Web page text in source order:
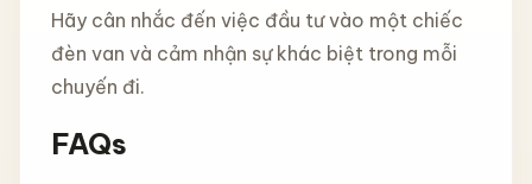
Hãy cân nhắc đến việc đầu tư vào một chiếc
đèn van và cảm nhận sự khác biệt trong mỗi
chuyến đi.
FAQs